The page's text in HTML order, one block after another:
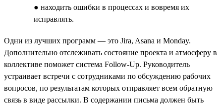
● находить ошибки в процессах и вовремя их
исправлять.
Одни из лучших программ — это Jira, Asana и Monday.
Дополнительно отслеживать состояние проекта и атмосферу в
коллективе поможет система Follow-Up. Руководитель
устраивает встречи с сотрудниками по обсуждению рабочих
вопросов, по результатам которых отправляет всем обратную
связь в виде рассылки. В содержании письма должен быть